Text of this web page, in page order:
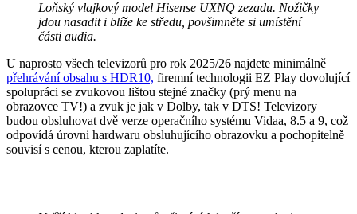
Loňský vlajkový model Hisense UXNQ zezadu. Nožičky
jdou nasadit i blíže ke středu, povšimněte si umístění
části audia.
U naprosto všech televizorů pro rok 2025/26 najdete minimálně
přehrávání obsahu s HDR10, firemní technologii EZ Play dovolující
spolupráci se zvukovou lištou stejné značky (prý menu na
obrazovce TV!) a zvuk je jak v Dolby, tak v DTS! Televizory
budou obsluhovat dvě verze operačního systému Vidaa, 8.5 a 9, což
odpovídá úrovni hardwaru obsluhujícího obrazovku a pochopitelně
souvisí s cenou, kterou zaplatíte.